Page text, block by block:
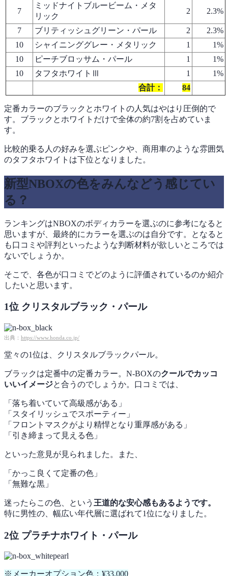
7
ミッドナイトブルービーム・メタ
リック
2 2.3%
7 ブリティッシュグリーン・パール 2
2.3%
10
シャイニンググレー・メタリック 1
1%
10
ピーチブロッサム・パール 1
1%
10
タフタホワイトⅢ 1
1%
合計：
84
定番カラーのブラックとホワイトの人気はやはり圧倒的で
す。ブラックとホワイトだけで全体の約7割を占めていま
す。
比較的乗る人の好みを選ぶピンクや、商用車のような雰囲気
のタフタホワイトは下位となりました。
新型NBOXの色をみんなどう感じてい
る？
ランキングはNBOXのボディカラーを選ぶのに参考になると
思いますが、最終的にカラーを選ぶのは自分です。となると
も口コミや評判といったような判断材料が欲しいところでは
ないでしょうか。
そこで、各色が口コミでどのように評価されているのか紹介
したいと思います。
1位 クリスタルブラック・パール
出典： https://www.honda.co.jp/
堂々の1位は、クリスタルブラックパール。
ブラックは定番中の定番カラー。N-BOXのクールでカッコ
いいイメージと合うのでしょうか。口コミでは、
「落ち着いていて高級感がある」
「スタイリッシュでスポーティー」
「フロントマスクがより精悍となり重厚感がある」
「引き締まって見える色」
といった意見が見られました。また、
「かっこ良くて定番の色」
「無難な黒」
迷ったらこの色、という 王道的な安心感もあるようです。
特に男性の、幅広い年代層に選ばれて1位になりました。
2位 プラチナホワイト・パール
※メーカーオプション色：¥33,000